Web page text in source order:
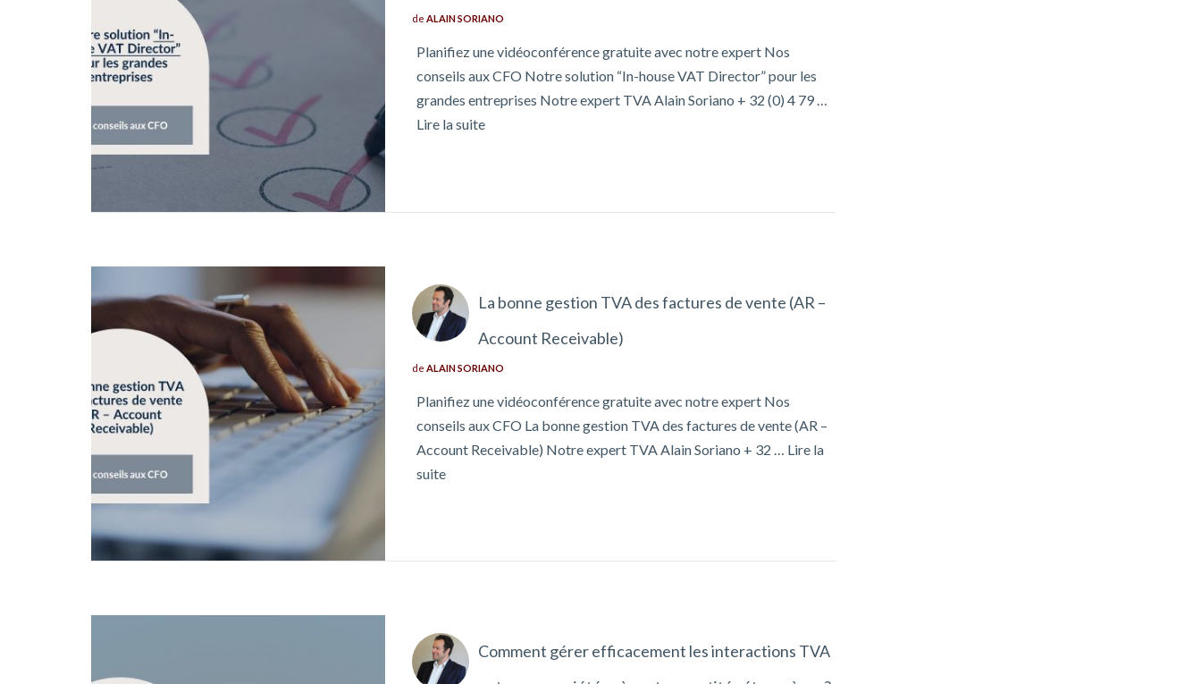
deALAIN SORIANO
Planifiez une vidéoconférence gratuite avec notre expert Nos
conseils aux CFO Notre solution “In-house VAT Director” pour les
grandes entreprises Notre expert TVA Alain Soriano + 32 (0) 4 79 …
Lire la suite
La bonne gestion TVA des factures de vente (AR –
Account Receivable)
de ALAIN SORIANO
Planifiez une vidéoconférence gratuite avec notre expert Nos
conseils aux CFO La bonne gestion TVA des factures de vente (AR –
Account Receivable) Notre expert TVA Alain Soriano + 32 … Lire la
suite
Comment gérer efficacement les interactions TVA